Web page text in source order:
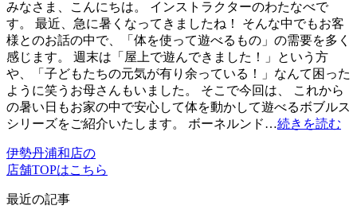
みなさま、こんにちは。 インストラクターのわたなべで
す。 最近、急に暑くなってきましたね！ そんな中でもお客
様とのお話の中で、「体を使って遊べるもの」の需要を多く
感じます。 週末は「屋上で遊んできました！」という方
や、「子どもたちの元気が有り余っている！」なんて困った
ように笑うお母さんもいました。 そこで今回は、 これから
の暑い日もお家の中で安心して体を動かして遊べるボブルス
シリーズをご紹介いたします。 ボーネルンド…続きを読む
伊勢丹浦和店の
店舗TOPはこちら
最近の記事